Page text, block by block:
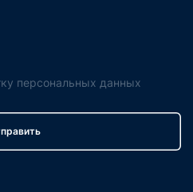
персональных данных